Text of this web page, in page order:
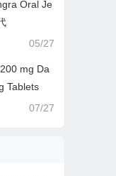
Oral Je
05/27
mg Da
Tablets
07/27